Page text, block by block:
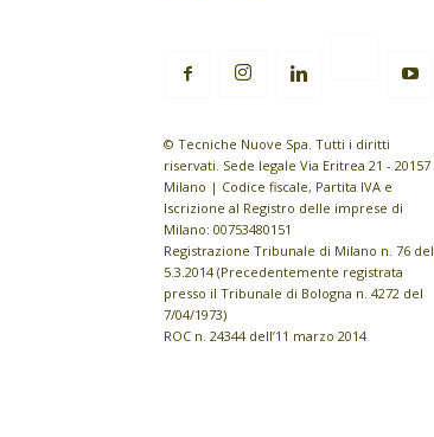
© Tecniche Nuove Spa. Tutti i diritti
riservati. Sede legale Via Eritrea 21 - 20157
Milano | Codice fiscale, Partita IVA e
Iscrizione al Registro delle imprese di
Milano: 00753480151
Registrazione Tribunale di Milano n. 76 del
5.3.2014 (Precedentemente registrata
presso il Tribunale di Bologna n. 4272 del
7/04/1973)
ROC n. 24344 dell’11 marzo 2014